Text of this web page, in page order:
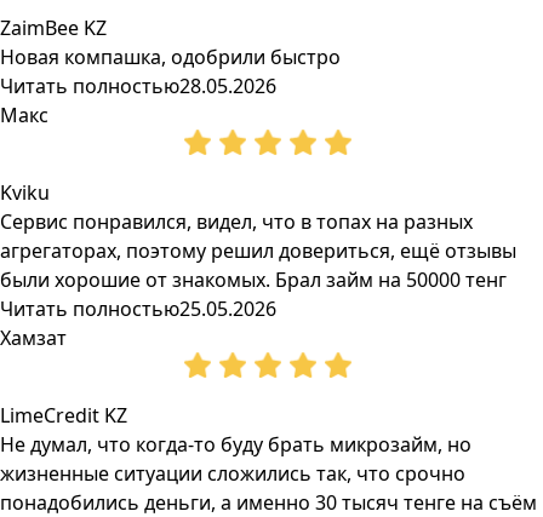
ZaimBee KZ
Новая компашка, одобрили быстро
Читать полностью28.05.2026
Макс
Kviku
Сервис понравился, видел, что в топах на разных
агрегаторах, поэтому решил довериться, ещё отзывы
были хорошие от знакомых. Брал займ на 50000 тенг
Читать полностью25.05.2026
Хамзат
LimeCredit KZ
Не думал, что когда-то буду брать микрозайм, но
жизненные ситуации сложились так, что срочно
понадобились деньги, а именно 30 тысяч тенге на съём